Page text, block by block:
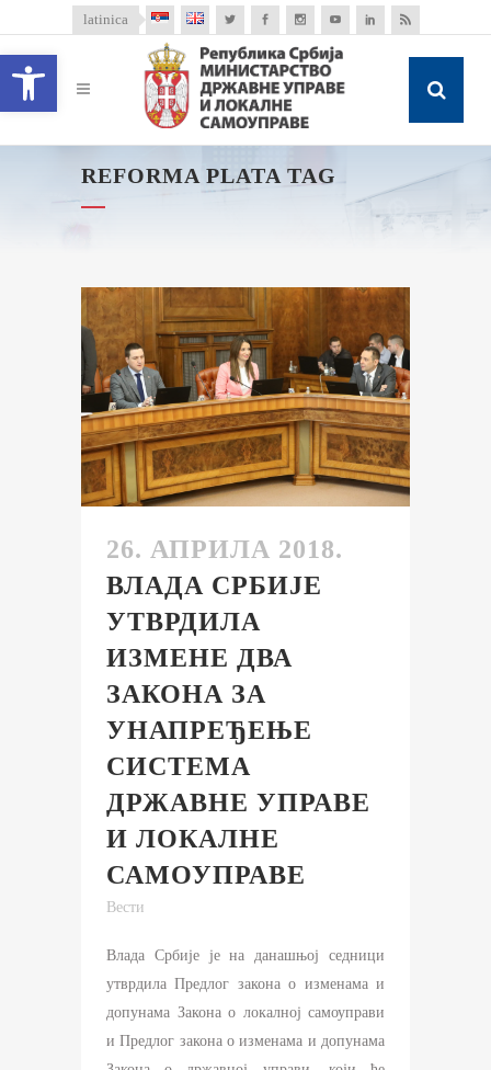
Open toolbar
latinica
REFORMA PLATA TAG
26. АПРИЛА 2018.
ВЛАДА СРБИЈЕ
УТВРДИЛА
ИЗМЕНЕ ДВА
ЗАКОНА ЗА
УНАПРЕЂЕЊЕ
СИСТЕМА
ДРЖАВНЕ УПРАВЕ
И ЛОКАЛНЕ
САМОУПРАВЕ
Вести
Влада Србије је на данашњој седници
утврдила Предлог закона о изменама и
допунама Закона о локалној самоуправи
и Предлог закона о изменама и допунама